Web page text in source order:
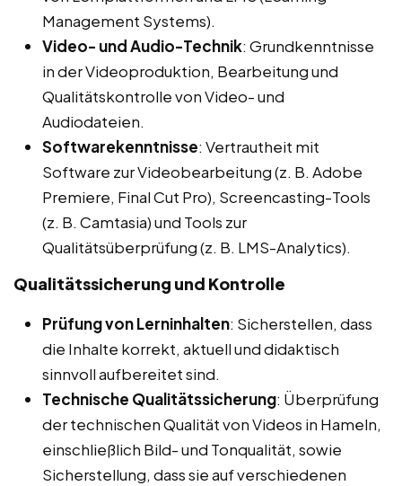
Management Systems).
Video- und Audio-Technik: Grundkenntnisse
in der Videoproduktion, Bearbeitung und
Qualitätskontrolle von Video- und
Audiodateien.
Softwarekenntnisse: Vertrautheit mit
Software zur Videobearbeitung (z. B. Adobe
Premiere, Final Cut Pro), Screencasting-Tools
(z. B. Camtasia) und Tools zur
Qualitätsüberprüfung (z. B. LMS-Analytics).
Qualitätssicherung und Kontrolle
Prüfung von Lerninhalten: Sicherstellen, dass
die Inhalte korrekt, aktuell und didaktisch
sinnvoll aufbereitet sind.
Technische Qualitätssicherung: Überprüfung
der technischen Qualität von Videos in Hameln,
einschließlich Bild- und Tonqualität, sowie
Sicherstellung, dass sie auf verschiedenen